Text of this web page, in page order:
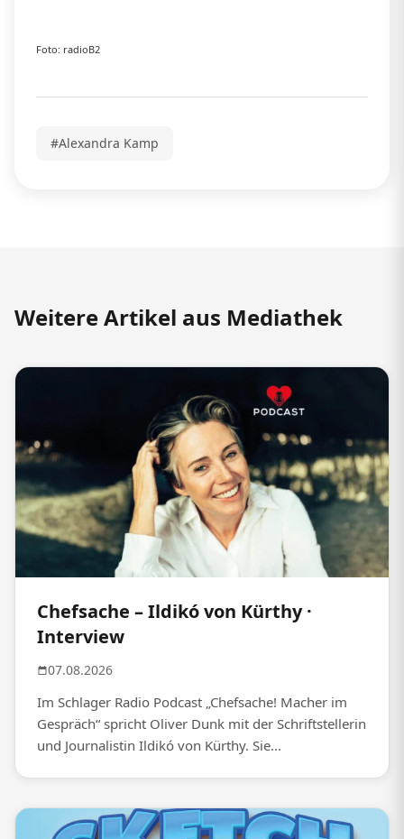
Foto: radioB2
#Alexandra Kamp
Weitere Artikel aus Mediathek
Chefsache – Ildikó von Kürthy ·
Interview
07.08.2026
Im Schlager Radio Podcast „Chefsache! Macher im
Gespräch“ spricht Oliver Dunk mit der Schriftstellerin
und Journalistin Ildikó von Kürthy. Sie...